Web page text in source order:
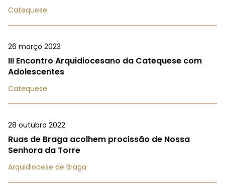
Catequese
26 março 2023
III Encontro Arquidiocesano da Catequese com
Adolescentes
Catequese
28 outubro 2022
Ruas de Braga acolhem procissão de Nossa
Senhora da Torre
Arquidiocese de Braga